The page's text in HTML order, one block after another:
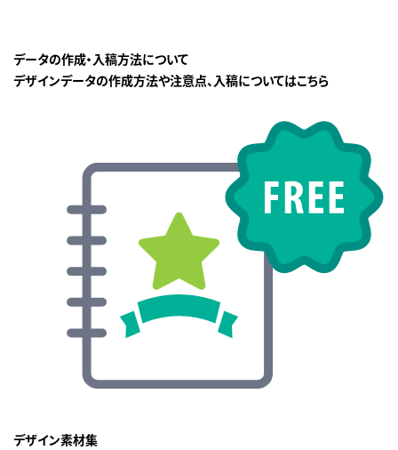
データの作成・入稿方法について
デザインデータの作成方法や注意点、入稿についてはこちら
デザイン素材集